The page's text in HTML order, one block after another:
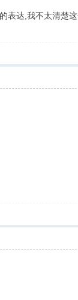
表达,我不太清楚